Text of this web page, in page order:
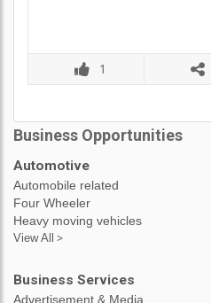
1
Business Opportunities
Automotive
Automobile related
Four Wheeler
Heavy moving vehicles
View All >
Business Services
Advertisement & Media